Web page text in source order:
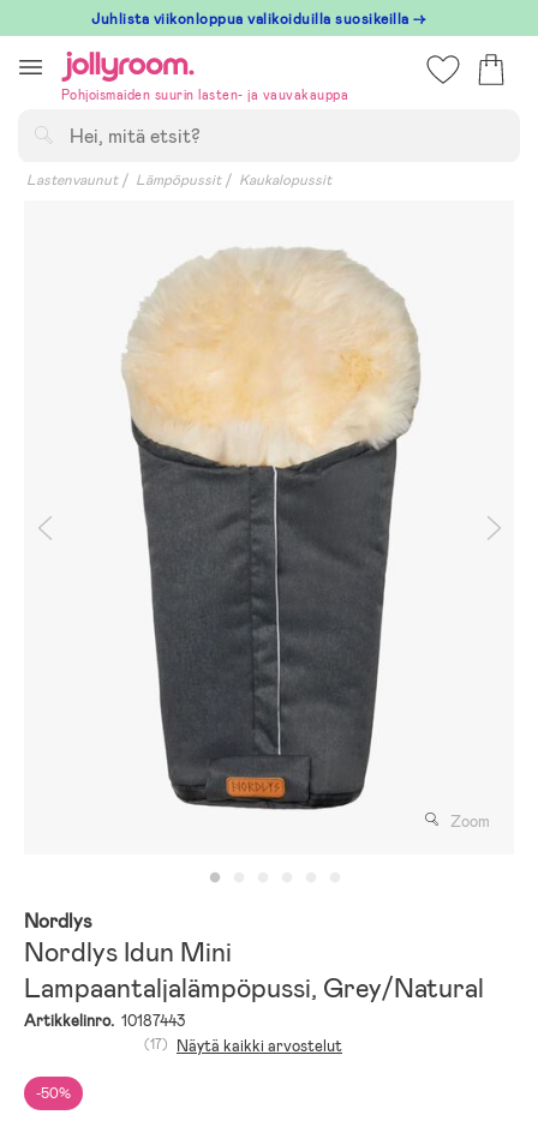
till
innehållet
Juhlista viikonloppua valikoiduilla suosikeilla →
Pohjoismaiden suurin lasten- ja vauvakauppa
Lastenvaunut Lämpöpussit Kaukalopussit
Zoom
Nordlys
Nordlys Idun Mini
Lampaantaljalämpöpussi, Grey/Natural
Artikkelinro. 10187443
-50%
(17) Näytä kaikki arvostelut